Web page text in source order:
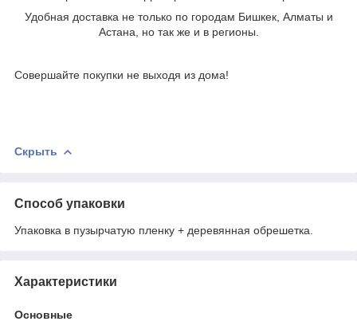
Удобная доставка не только по городам Бишкек, Алматы и
Астана, но так же и в регионы.
Совершайте покупки не выходя из дома!
Скрыть
Способ упаковки
Упаковка в пузырчатую пленку + деревянная обрешетка.
Характеристики
Основные